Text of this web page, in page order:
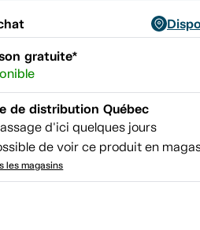
gratuite*
de distribution Québec
d'ici quelques jours
de voir ce produit en
les magasins